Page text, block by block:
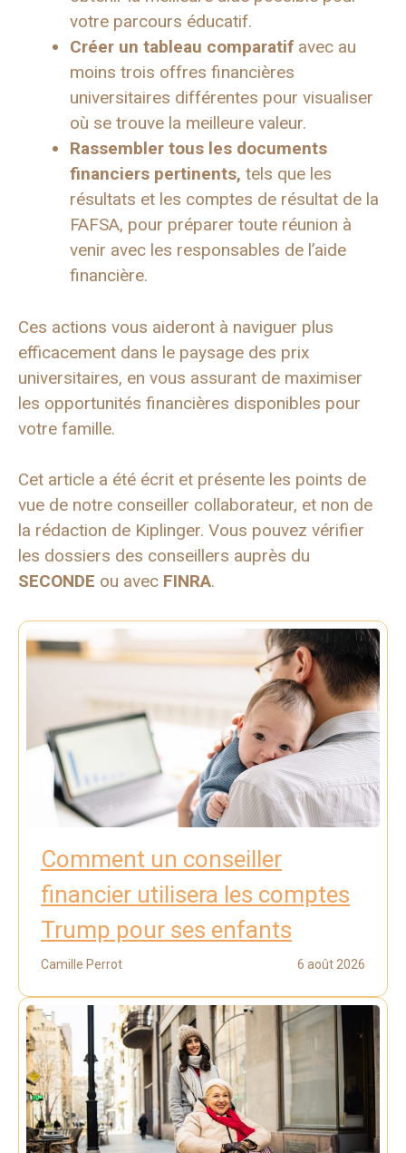
votre parcours éducatif.
Créer un tableau comparatif avec au
moins trois offres financières
universitaires différentes pour visualiser
où se trouve la meilleure valeur.
Rassembler tous les documents
financiers pertinents, tels que les
résultats et les comptes de résultat de la
FAFSA, pour préparer toute réunion à
venir avec les responsables de l’aide
financière.
Ces actions vous aideront à naviguer plus
efficacement dans le paysage des prix
universitaires, en vous assurant de maximiser
les opportunités financières disponibles pour
votre famille.
Cet article a été écrit et présente les points de
vue de notre conseiller collaborateur, et non de
la rédaction de Kiplinger. Vous pouvez vérifier
les dossiers des conseillers auprès du
SECONDE ou avec FINRA.
Comment un conseiller
financier utilisera les comptes
Trump pour ses enfants
Camille Perrot 6 août 2026